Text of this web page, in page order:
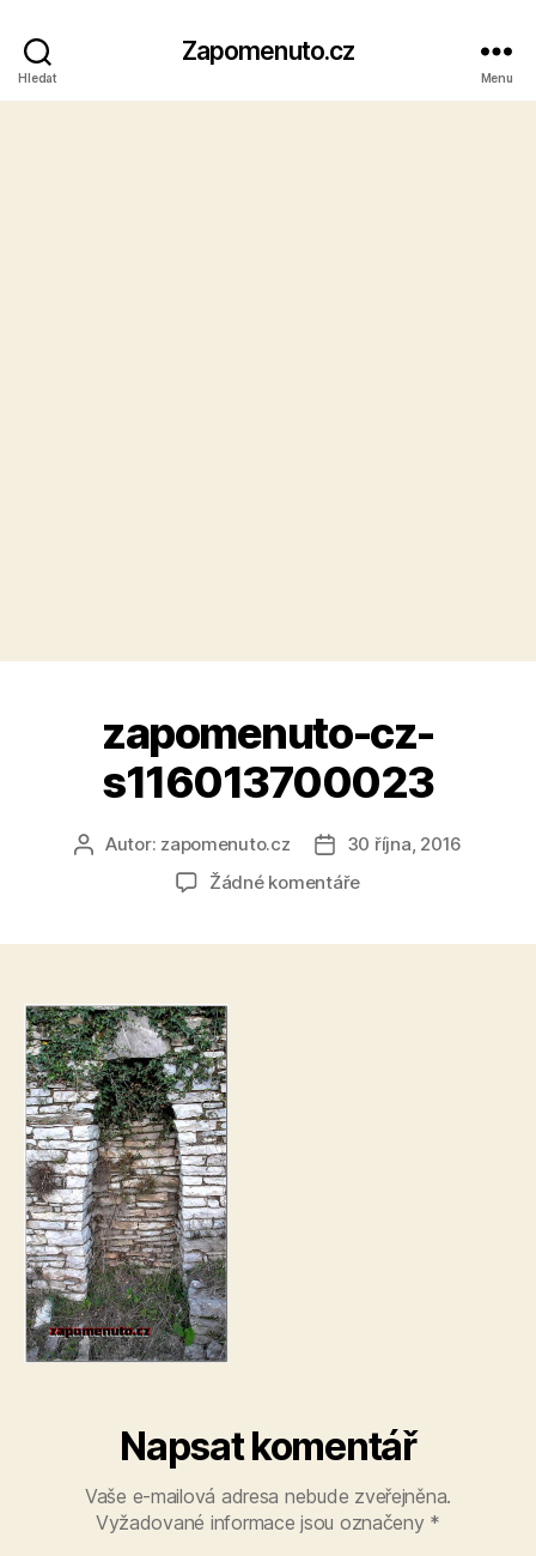
Hledat
Zapomenuto.cz
Menu
zapomenuto-cz-
s116013700023
AutorAutor: zapomenuto.cz
Datum
příspěvku
30 října, 2016
Žádné komentářeu
Napsat komentář
Vaše e-mailová adresa nebude zveřejněna.
Vyžadované informace jsou označeny *